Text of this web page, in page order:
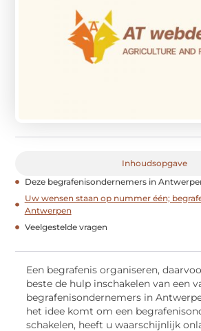
Inhoudsopgave
Deze begrafenisondernemers in
Uw wensen staan op nummer één;
Antwerpen
Veelgestelde vragen
Een begrafenis organiseren,
beste de hulp inschakelen van een
begrafenisondernemers in
het idee komt om een
schakelen, heeft u waarschijnlijk